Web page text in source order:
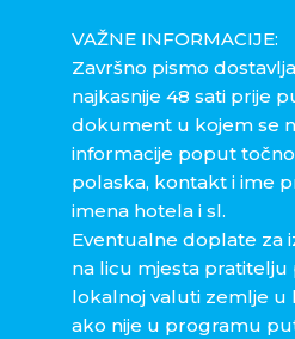
VAŽNE INFORMACIJE:
Završno pismo
najkasnije 48 sati prije
dokument u kojem se
informacije poput
polaska, kontakt i ime
imena hotela i sl.
Eventualne doplate za
na licu mjesta
lokalnoj valuti zemlje u
ako nije u programu